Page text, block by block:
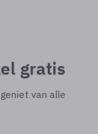
gratis
van alle